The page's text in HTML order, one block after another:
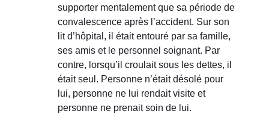
supporter mentalement que sa période de
convalescence après l’accident. Sur son
lit d’hôpital, il était entouré par sa famille,
ses amis et le personnel soignant. Par
contre, lorsqu’il croulait sous les dettes, il
était seul. Personne n’était désolé pour
lui, personne ne lui rendait visite et
personne ne prenait soin de lui.